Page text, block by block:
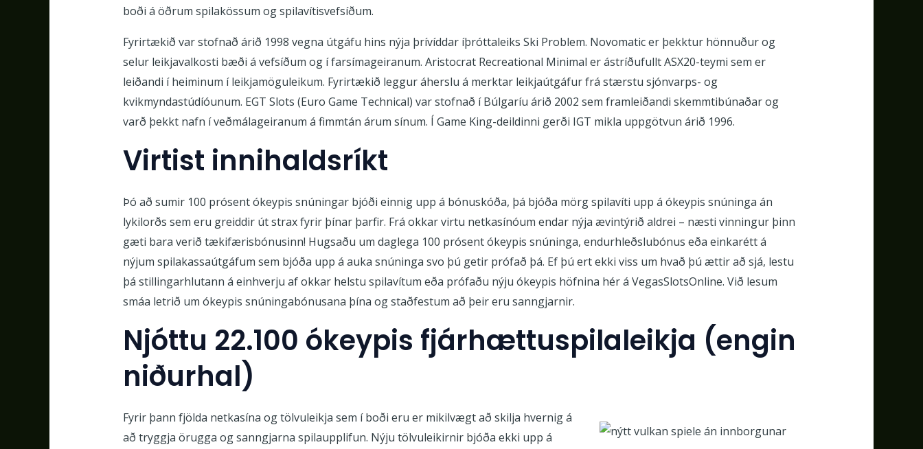
boði á öðrum spilakössum og spilavítisvefsíðum.
Fyrirtækið var stofnað árið 1998 vegna útgáfu hins nýja þrívíddar íþróttaleiks Ski Problem. Novomatic er þekktur hönnuður og
selur leikjavalkosti bæði á vefsíðum og í farsímageiranum. Aristocrat Recreational Minimal er ástríðufullt ASX20-teymi sem er
leiðandi í heiminum í leikjamöguleikum. Fyrirtækið leggur áherslu á merktar leikjaútgáfur frá stærstu sjónvarps- og
kvikmyndastúdíóunum. EGT Slots (Euro Game Technical) var stofnað í Búlgaríu árið 2002 sem framleiðandi skemmtibúnaðar og
varð þekkt nafn í veðmálageiranum á fimmtán árum sínum. Í Game King-deildinni gerði IGT mikla uppgötvun árið 1996.
Virtist innihaldsríkt
Þó að sumir 100 prósent ókeypis snúningar bjóði einnig upp á bónuskóða, þá bjóða mörg spilavíti upp á ókeypis snúninga án
lykilorðs sem eru greiddir út strax fyrir þínar þarfir. Frá okkar virtu netkasínóum endar nýja ævintýrið aldrei – næsti vinningur þinn
gæti bara verið tækifærisbónusinn! Hugsaðu um daglega 100 prósent ókeypis snúninga, endurhleðslubónus eða einkarétt á
nýjum spilakassaútgáfum sem bjóða upp á auka snúninga svo þú getir prófað þá. Ef þú ert ekki viss um hvað þú ættir að sjá, lestu
þá stillingarhlutann á einhverju af okkar helstu spilavítum eða prófaðu nýju ókeypis höfnina hér á VegasSlotsOnline. Við lesum
smáa letrið um ókeypis snúningabónusana þína og staðfestum að þeir eru sanngjarnir.
Njóttu 22.100 ókeypis fjárhættuspilaleikja (engin
niðurhal)
Fyrir þann fjölda netkasína og tölvuleikja sem í boði eru er mikilvægt að skilja hvernig á
að tryggja örugga og sanngjarna spilaupplifun. Nýju tölvuleikirnir bjóða ekki upp á